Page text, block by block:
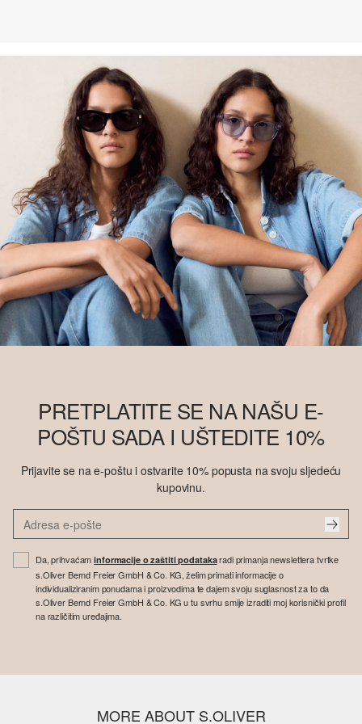
PRETPLATITE SE NA NAŠU E-
POŠTU SADA I UŠTEDITE 10%
Prijavite se na e-poštu i ostvarite 10% popusta na svoju sljedeću
kupovinu.
Da, prihvaćaminformacije o zaštiti podatakaradi primanja newslettera tvrtke
s.Oliver Bernd Freier GmbH & Co. KG, želim primati informacije o
individualiziranim ponudama i proizvodima te dajem svoju suglasnost za to da
s.Oliver Bernd Freier GmbH & Co. KG u tu svrhu smije izraditi moj korisnički profil
na različitim uređajima.
MORE ABOUT S.OLIVER